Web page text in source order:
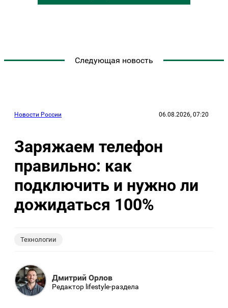
Следующая новость
Новости России 06.08.2026, 07:20
Заряжаем телефон
правильно: как
подключить и нужно ли
дожидаться 100%
Технологии
Дмитрий Орлов
Редактор lifestyle-раздела